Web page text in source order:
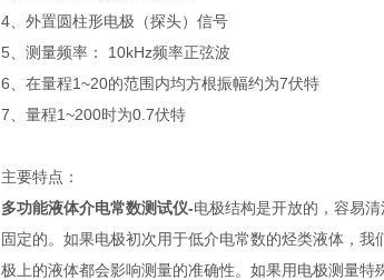
4、外置圆柱形电极（探头）信号
5、测量频率： 10kHz频率正弦波
6、在量程1~20的范围内均方根振幅约为7伏特
7、量程1~200时为0.7伏特
主要特点：
多功能液体介电常数测试仪-电极结构是开放的，容易
固定的。如果电极初次用于低介电常数的烃类液体，
极上的液体都会影响测量的准确性。如果用电极测量